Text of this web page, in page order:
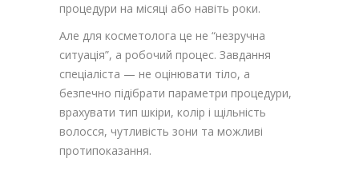
процедури на місяці або навіть роки.
Але для косметолога це не “незручна
ситуація”, а робочий процес. Завдання
спеціаліста — не оцінювати тіло, а
безпечно підібрати параметри процедури,
врахувати тип шкіри, колір і щільність
волосся, чутливість зони та можливі
протипоказання.